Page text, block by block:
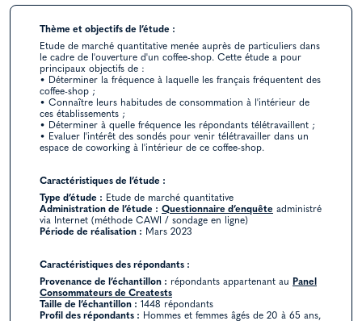
Thème et objectifs de l’étude :
Etude de marché quantitative menée auprès de particuliers dans
le cadre de l'ouverture d'un coffee-shop. Cette étude a pour
principaux objectifs de :
• Déterminer la fréquence à laquelle les français fréquentent des
coffee-shop ;
• Connaître leurs habitudes de consommation à l'intérieur de
ces établissements ;
• Déterminer à quelle fréquence les répondants télétravaillent ;
• Evaluer l'intérêt des sondés pour venir télétravailler dans un
espace de coworking à l'intérieur de ce coffee-shop.
Caractéristiques de l’étude :
Type d’étude : Etude de marché quantitative
Administration de l’étude : Questionnaire d’enquête administré
via Internet (méthode CAWI / sondage en ligne)
Période de réalisation : Mars 2023
Caractéristiques des répondants :
Provenance de l’échantillon : répondants appartenant au Panel
Consommateurs de Creatests
Taille de l’échantillon : 1448 répondants
Profil des répondants : Hommes et femmes âgés de 20 à 65 ans,